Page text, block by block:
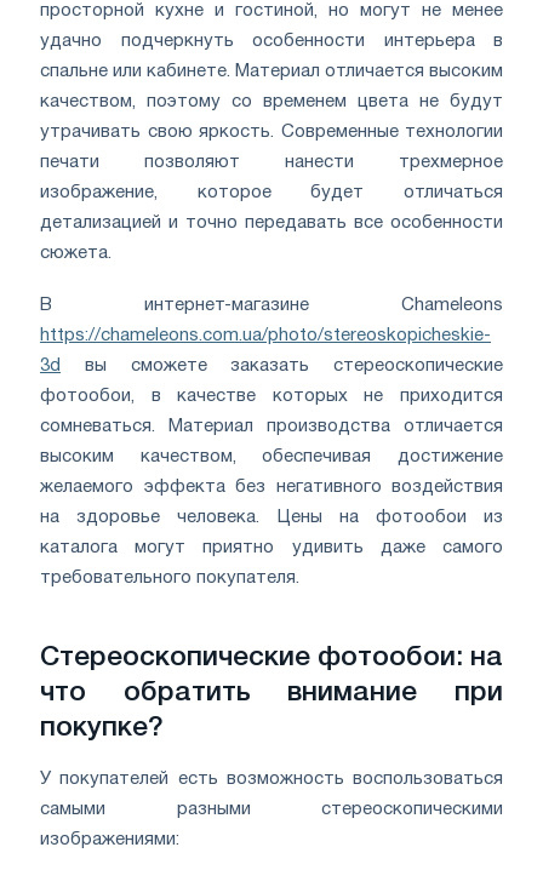
просторной кухне и гостиной, но могут не менее
удачно подчеркнуть особенности интерьера в
спальне или кабинете. Материал отличается высоким
качеством, поэтому со временем цвета не будут
утрачивать свою яркость. Современные технологии
печати позволяют нанести трехмерное
изображение, которое будет отличаться
детализацией и точно передавать все особенности
сюжета.
В интернет-магазине Chameleons
https://chameleons.com.ua/photo/stereoskopicheskie-
3d
вы сможете заказать стереоскопические
фотообои, в качестве которых не приходится
сомневаться. Материал производства отличается
высоким качеством, обеспечивая достижение
желаемого эффекта без негативного воздействия
на здоровье человека. Цены на фотообои из
каталога могут приятно удивить даже самого
требовательного покупателя.
Стереоскопические фотообои: на
что обратить внимание при
покупке?
У покупателей есть возможность воспользоваться
самыми разными стереоскопическими
изображениями: